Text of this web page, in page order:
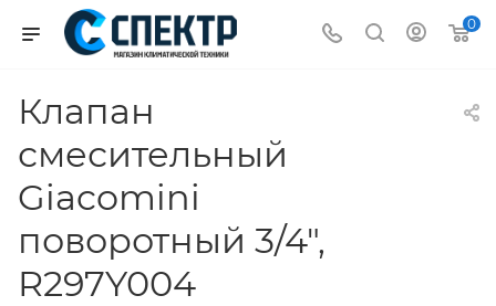
0
Клапан
смесительный
Giacomini
поворотный 3/4",
R297Y004